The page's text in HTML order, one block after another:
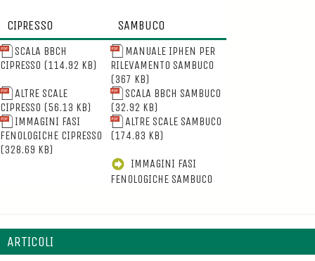
CIPRESSO SAMBUCO
SCALA BBCH
CIPRESSO (114.92 KB)
MANUALE IPHEN PER
RILEVAMENTO SAMBUCO
(367 KB)
ALTRE SCALE
CIPRESSO (56.13 KB)
SCALA BBCH SAMBUCO
(32.92 KB)
IMMAGINI FASI
FENOLOGICHE CIPRESSO
(328.69 KB)
ALTRE SCALE SAMBUCO
(174.83 KB)
IMMAGINI FASI
FENOLOGICHE SAMBUCO
ARTICOLI